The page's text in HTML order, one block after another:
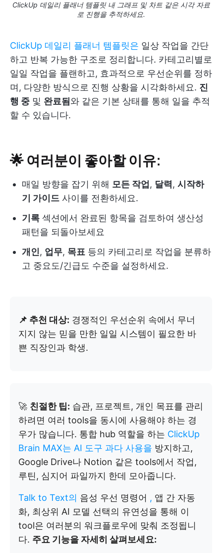
ClickUp 데일리 플래너 템플릿 내 그래프 및 차트 같은 시각 자료
로 진행을 추적하세요.
ClickUp 데일리 플래너 템플릿은 일상 작업을 간단
하고 반복 가능한 구조로 정리합니다. 카테고리별로
일일 작업을 플랜하고, 효과적으로 우선순위를 정하
며, 다양한 방식으로 진행 상황을 시각화하세요. 진
행 중 및 완료됨 와 같은 기본 상태를 통해 일을 추적
할 수 있습니다.
🌟 여러분이 좋아할 이유:
매일 방향을 잡기 위해 모든 작업 , 달력 , 시작하
기 가이드 사이를 전환하세요.
기록 섹션에서 완료된 항목을 검토하여 생산성
패턴을 되돌아보세요
개인, 업무, 목표 등의 카테고리로 작업을 분류하
고 중요도/긴급도 수준을 설정하세요.
📌 추천 대상: 경쟁적인 우선순위 속에서 무너
지지 않는 믿을 만한 일일 시스템이 필요한 바
쁜 직장인과 학생.
🚀 친절한 팁: 습관, 프로젝트, 개인 목표를 관리
하려면 여러 tools을 동시에 사용해야 하는 경
우가 많습니다. 통합 hub 역할을 하는 ClickUp
Brain MAX는 AI 도구 과다 사용을 방지하고,
Google Drive나 Notion 같은 tools에서 작업,
루틴, 심지어 파일까지 한데 모아줍니다.
Talk to Text의 음성 우선 명령어 , 앱 간 자동
화, 최상위 AI 모델 선택의 유연성을 통해 이
tool은 여러분의 워크플로우에 맞춰 조정됩니
다. 주요 기능을 자세히 살펴보세요: